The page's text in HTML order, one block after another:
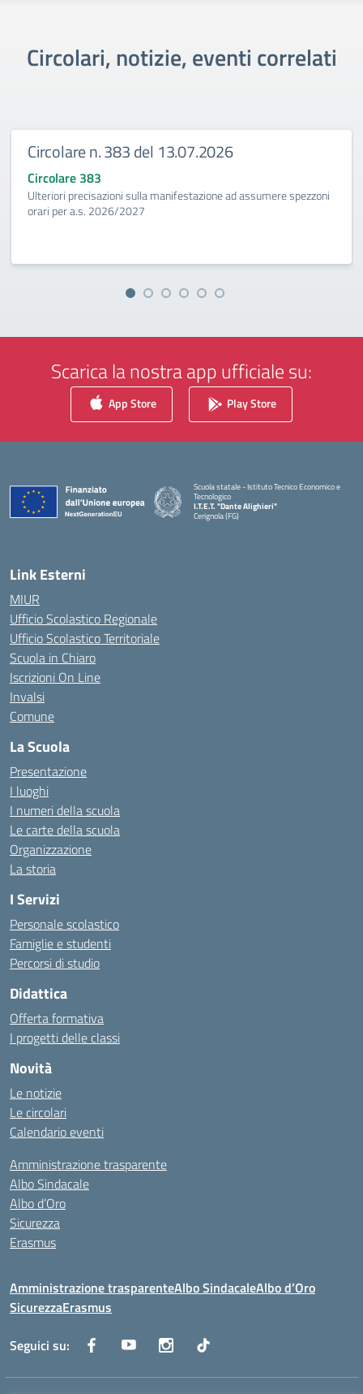
Circolari, notizie, eventi correlati
Circolare n. 383 del 13.07.2026
Circolare 383
Ulteriori precisazioni sulla manifestazione ad assumere spezzoni
orari per a.s. 2026/2027
Scarica la nostra app ufficiale su:
App Store Play Store
Scuola statale - Istituto Tecnico Economico e
Tecnologico
I.T.E.T. "Dante Alighieri"
Cerignola (FG)
— Visita la pagina iniziale della scuola
Link Esterni
MIUR
Ufficio Scolastico Regionale
Ufficio Scolastico Territoriale
Scuola in Chiaro
Iscrizioni On Line
Invalsi
Comune
La Scuola
Presentazione
I luoghi
I numeri della scuola
Le carte della scuola
Organizzazione
La storia
I Servizi
Personale scolastico
Famiglie e studenti
Percorsi di studio
Didattica
Offerta formativa
I progetti delle classi
Novità
Le notizie
Le circolari
Calendario eventi
Amministrazione trasparente
Albo Sindacale
Albo d’Oro
Sicurezza
Erasmus
Amministrazione trasparenteAlbo SindacaleAlbo d’Oro
SicurezzaErasmus
Seguici su: